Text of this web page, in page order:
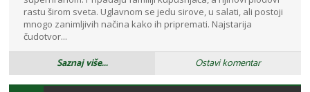
rastu širom sveta. Uglavnom se jedu sirove, u salati, ali postoji
mnogo zanimljivih načina kako ih pripremati. Najstarija
čudotvor...
Saznaj više... Ostavi komentar